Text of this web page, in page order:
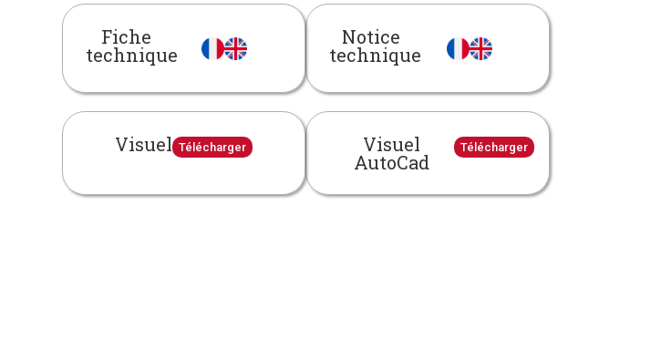
Fiche
technique
Notice
technique
Visuel Télécharger Visuel
AutoCad
Télécharger